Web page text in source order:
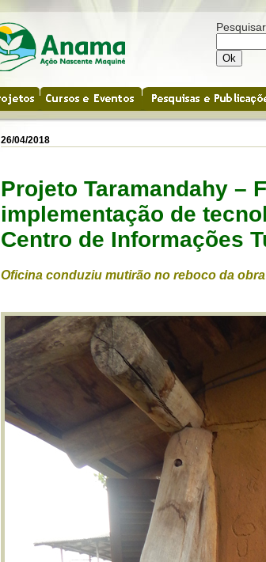
26/04/2018
Projeto Taramandahy –
implementação de
Centro de Informações
Oficina conduziu mutirão no reboco da